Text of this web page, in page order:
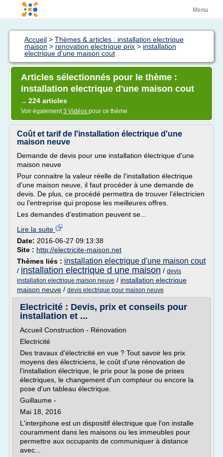
Menu
Accueil > Thèmes & articles : installation electrique
maison > renovation electrique prix > installation
electrique d'une maison cout
Articles sélectionnés pour le thème :
installation electrique d'une maison cout
→ 224 articles
Voir également3 Vidéos pour ce thème
Coût et tarif de l'installation électrique d'une
maison neuve
Demande de devis pour une installation électrique d'une
maison neuve
Pour connaitre la valeur réelle de l'installation électrique
d'une maison neuve, il faut procéder à une demande de
devis. De plus, ce procédé permettra de trouver l'électricien
ou l'entreprise qui propose les meilleures offres.
Les demandes d'estimation peuvent se...
Lire la suite
Date: 2016-06-27 09:13:38
Site : http://electricite-maison.net
Thèmes liés : installation electrique d'une maison cout
/ installation electrique d une maison / devis
installation electrique maison neuve / installation electrique
maison neuve / devis electrique pour maison neuve
Electricité : Devis, prix et conseils pour
installation et ...
Accueil Construction - Rénovation
Electricité
Des travaux d'électricité en vue ? Tout savoir les prix
moyens des électriciens, le coût d'une rénovation de
l'installation électrique, le prix pour la pose de prises
électriques, le changement d'un compteur ou encore la
pose d'un tableau électrique.
Guillaume -
Mai 18, 2016
L'interphone est un dispositif électrique que l'on installe
couramment dans les maisons ou les immeubles pour
permettre aux occupants de communiquer à distance
avec...